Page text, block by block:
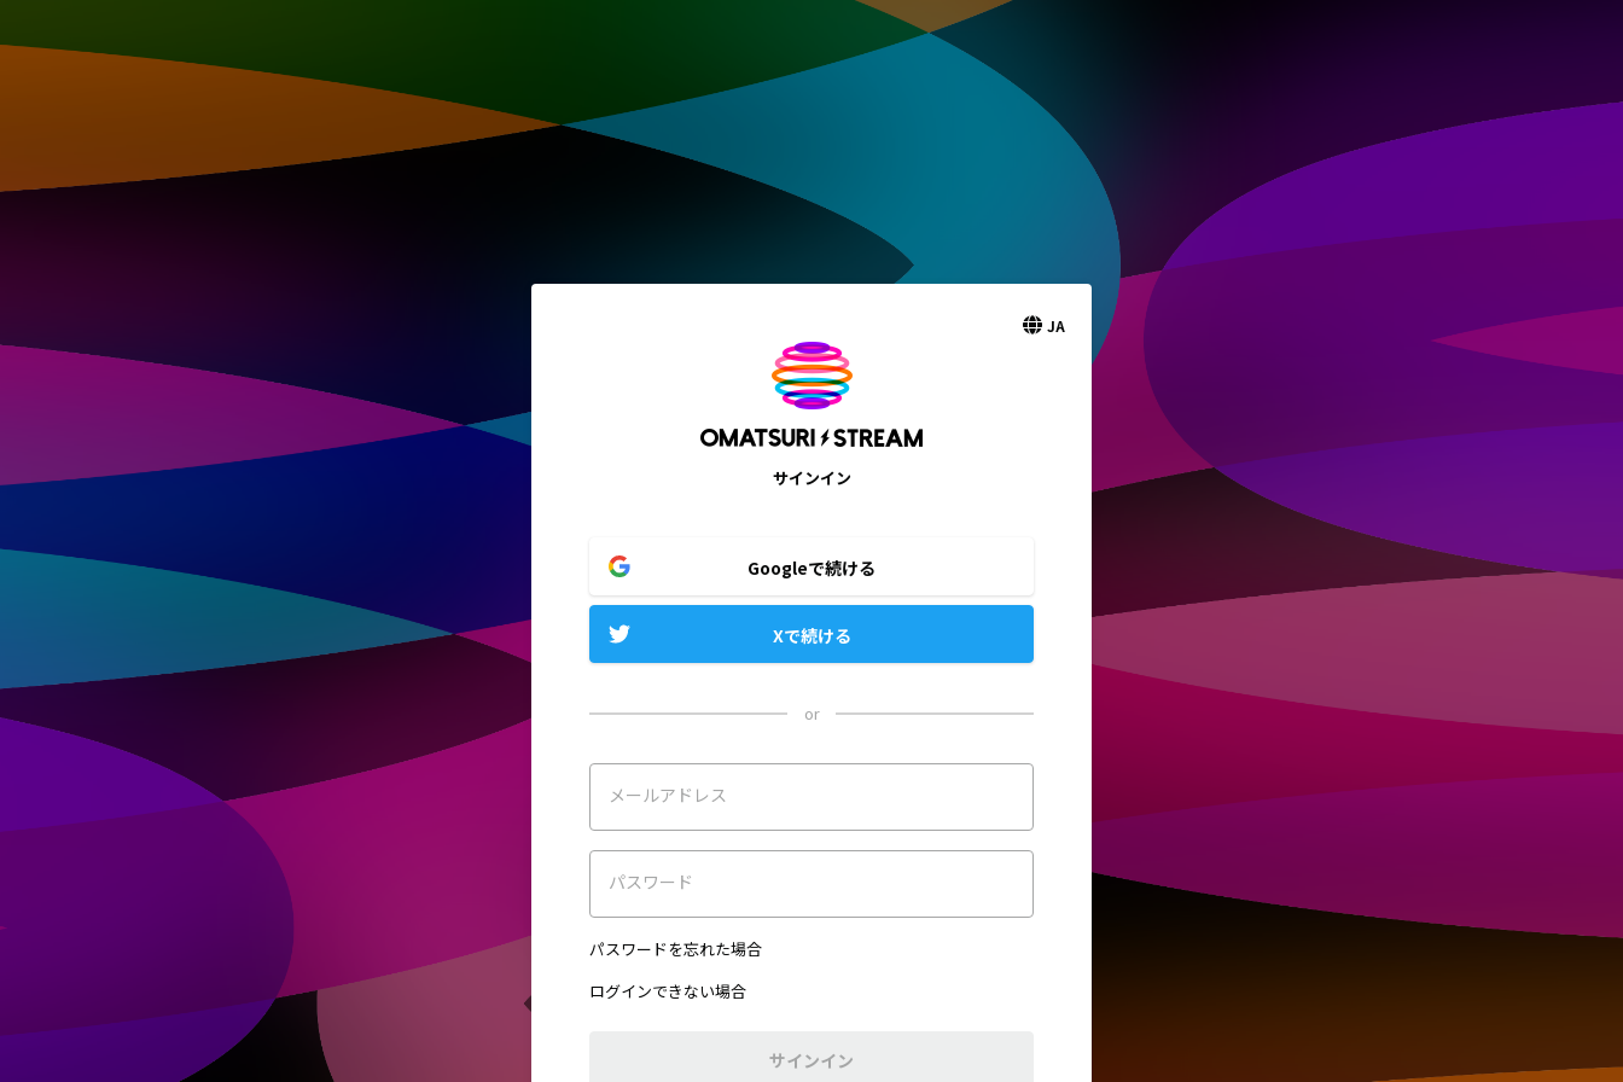
JA
サインイン
Googleで続ける
Xで続ける
or
メールアドレス
パスワード
パスワードを忘れた場合
ログインできない場合
サインイン